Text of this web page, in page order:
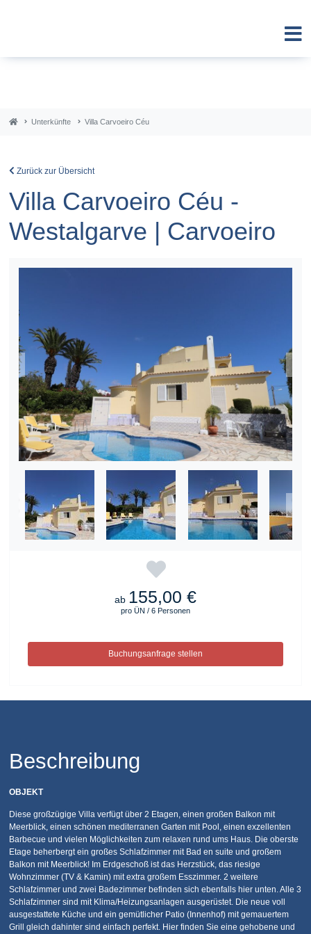
Unterkünfte Villa Carvoeiro Céu
Zurück zur Übersicht
Villa Carvoeiro Céu -
Westalgarve | Carvoeiro
ab 155,00 €
pro ÜN / 6 Personen
Buchungsanfrage stellen
Beschreibung
OBJEKT
Diese großzügige Villa verfügt über 2 Etagen, einen großen Balkon mit
Meerblick, einen schönen mediterranen Garten mit Pool, einen exzellenten
Barbecue und vielen Möglichkeiten zum relaxen rund ums Haus. Die oberste
Etage beherbergt ein großes Schlafzimmer mit Bad en suite und großem
Balkon mit Meerblick! Im Erdgeschoß ist das Herzstück, das riesige
Wohnzimmer (TV & Kamin) mit extra großem Esszimmer. 2 weitere
Schlafzimmer und zwei Badezimmer befinden sich ebenfalls hier unten. Alle 3
Schlafzimmer sind mit Klima/Heizungsanlagen ausgerüstet. Die neue voll
ausgestattete Küche und ein gemütlicher Patio (Innenhof) mit gemauertem
Grill gleich dahinter sind einfach perfekt. Hier finden Sie eine gehobene und